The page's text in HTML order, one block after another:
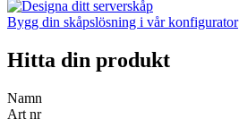
Bygg din skåpslösning i vår konfigurator
Hitta din produkt
Namn
Art nr